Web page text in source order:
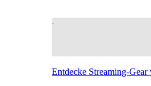
Entdecke Streaming-Gear